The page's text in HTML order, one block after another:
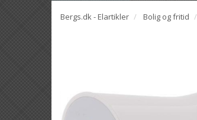
Bergs.dk - Elartikler Bolig og fritid